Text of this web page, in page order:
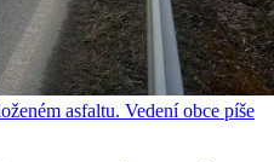
asfaltu. Vedení obce píše